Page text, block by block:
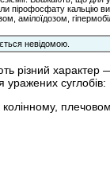
пірофосфату кальцію
амілоїдозом,
невідомою.
різний характер
уражених суглобів: